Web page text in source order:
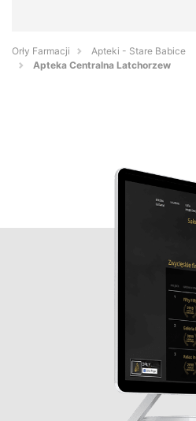
Orły Farmacji
Apteki - Stare Babice
Apteka Centralna Latchorzew